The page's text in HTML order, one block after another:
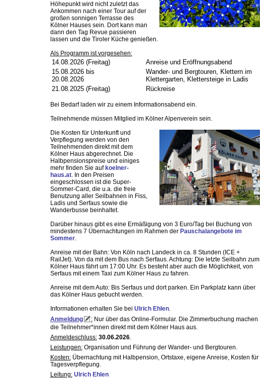
Höhepunkt wird nicht zuletzt das
Ankommen nach einer Tour auf der
großen sonnigen Terrasse des
Kölner Hauses sein. Dort kann man
dann den Tag Revue passieren
lassen und die Tiroler Küche genießen.
Als Programm ist vorgesehen:
14.08.2026 (Freitag)
Anreise und Eröffnungsabend
15.08.2026 bis
20.08.2026
Wander- und Bergtouren, Klettern im
Klettergarten, Klettersteige in Ladis
21.08.2025 (Freitag)
Rückreise
Bei Bedarf laden wir zu einem Informationsabend ein.
Teilnehmende müssen Mitglied im Kölner Alpenverein sein.
Die Kosten für Unterkunft und
Verpflegung werden von den
Teilnehmenden direkt mit dem
Kölner Haus abgerechnet. Die
Halbpensionspreise und einiges
mehr finden Sie auf koelner-
haus.at. In den Preisen
eingeschlossen ist die Super-
Sommer-Card, die u.a. die freie
Benutzung aller Seilbahnen in Fiss,
Ladis und Serfaus sowie die
Wanderbusse beinhaltet.
Darüber hinaus gibt es eine Ermäßigung von 3 Euro/Tag bei Buchung von
mindestens 7 Übernachtungen im Rahmen der Pauschalangebote im
Sommer.
Anreise mit der Bahn: Von Köln nach Landeck in ca. 8 Stunden (ICE +
RailJet). Von da mit dem Bus nach Serfaus. Achtung: Die letzte Seilbahn zum
Kölner Haus fährt um 17:00 Uhr. Es besteht aber auch die Möglichkeit, von
Serfaus mit einem Taxi zum Kölner Haus zu fahren.
Anreise mit dem Auto: Bis Serfaus und dort parken. Ein Parkplatz kann über
das Kölner Haus gebucht werden.
Informationen erhalten Sie bei Ulrich Ehlen.
Anmeldung
:Nur über das Online-Formular. Die Zimmerbuchung machen
die Teilnehmer*innen direkt mit dem Kölner Haus aus.
Anmeldeschluss: 30.06.2026.
Leistungen:Organisation und Führung der Wander- und Bergtouren.
Kosten:Übernachtung mit Halbpension, Ortstaxe, eigene Anreise, Kosten für
Tagesverpflegung.
Leitung: Ulrich Ehlen